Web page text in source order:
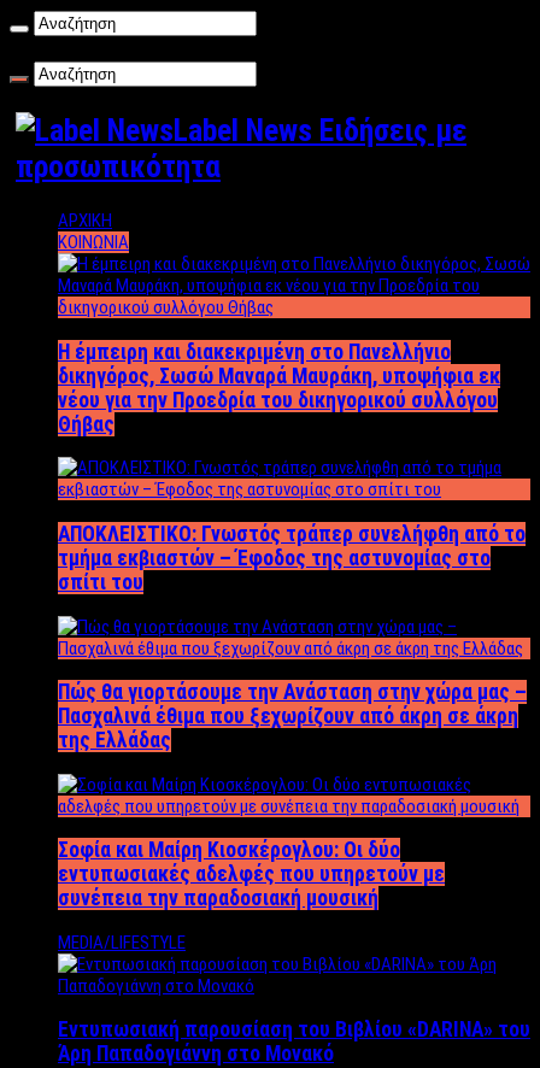
Label News Ειδήσεις με
προσωπικότητα
ΑΡΧΙΚΗ
ΚΟΙΝΩΝΙΑ
Η έμπειρη και διακεκριμένη στο Πανελλήνιο
δικηγόρος, Σωσώ Μαναρά Μαυράκη, υποψήφια εκ
νέου για την Προεδρία του δικηγορικού συλλόγου
Θήβας
ΑΠΟΚΛΕΙΣΤΙΚΟ: Γνωστός τράπερ συνελήφθη από το
τμήμα εκβιαστών – Έφοδος της αστυνομίας στο
σπίτι του
Πώς θα γιορτάσουμε την Ανάσταση στην χώρα μας –
Πασχαλινά έθιμα που ξεχωρίζουν από άκρη σε άκρη
της Ελλάδας
Σοφία και Μαίρη Κιοσκέρογλου: Οι δύο
εντυπωσιακές αδελφές που υπηρετούν με
συνέπεια την παραδοσιακή μουσική
MEDIA/LIFESTYLE
Εντυπωσιακή παρουσίαση του Βιβλίου «DARINA» του
Άρη Παπαδογιάννη στο Μονακό